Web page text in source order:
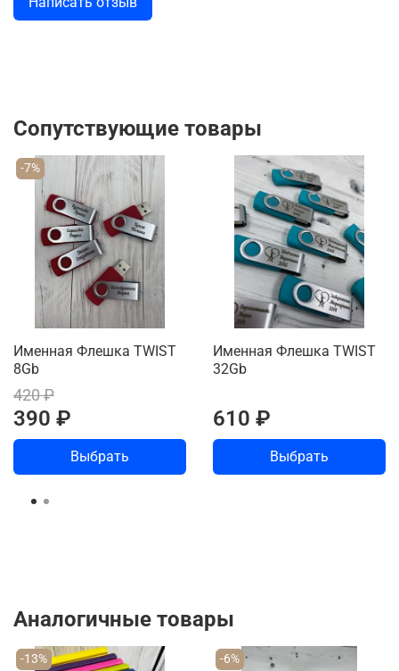
Сопутствующие товары
-7%
Именная Флешка TWIST
8Gb
420 ₽
390 ₽
Выбрать
Именная Флешка TWIST
32Gb
610 ₽
Выбрать
Аналогичные товары
-13% -6%